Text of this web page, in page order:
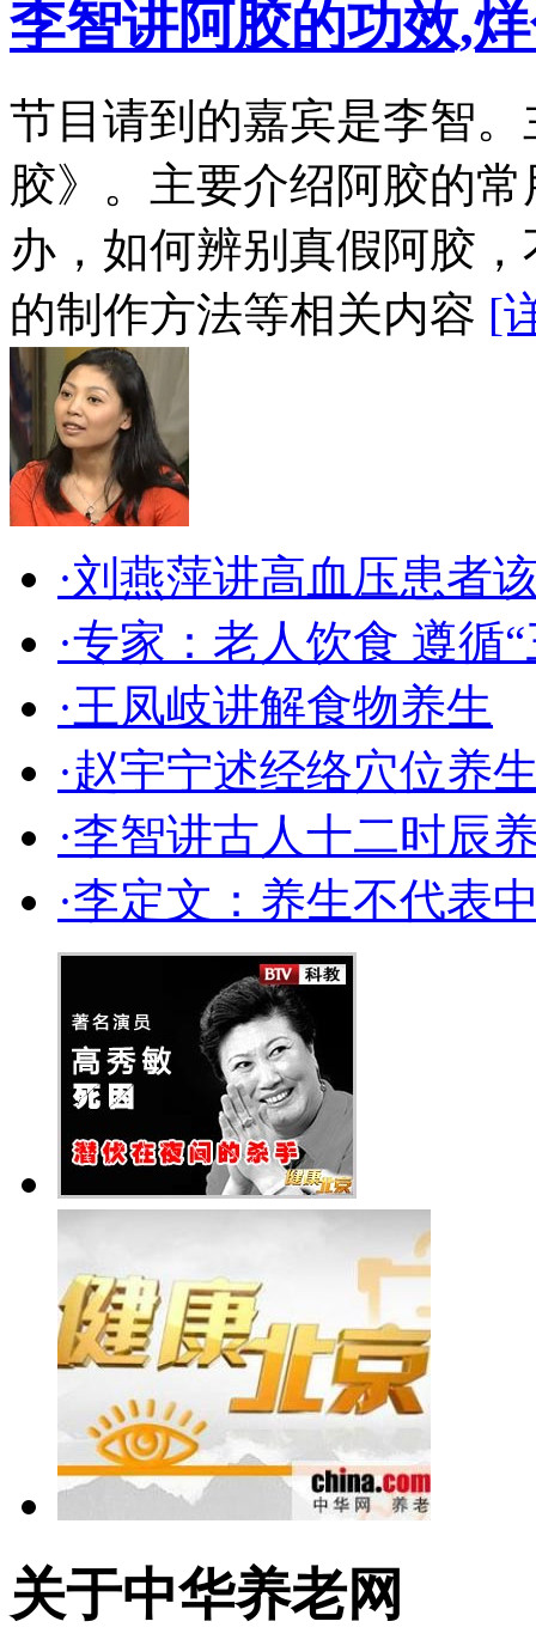
李智讲阿胶的功效,
节目请到的嘉宾是李智
胶》。主要介绍阿胶的
办，如何辨别真假阿胶
的制作方法等相关内容 [
·刘燕萍讲高血压患者
·专家：老人饮食 遵循
·王凤岐讲解食物养生
·赵宇宁述经络穴位养
·李智讲古人十二时辰
·李定文：养生不代表
关于中华养老网